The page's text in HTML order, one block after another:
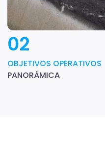
02
OBJETIVOS OPERATIVOS
PANORÁMICA